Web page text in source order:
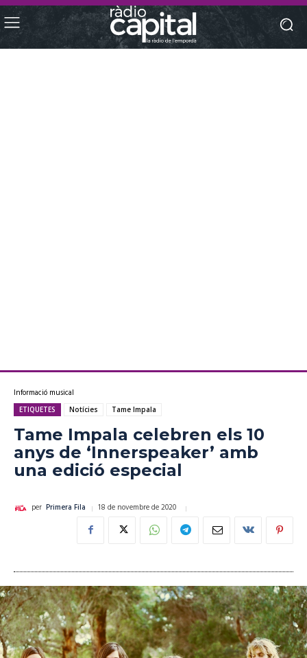
Informació musical
ETIQUETES Notícies Tame Impala
Tame Impala celebren els 10
anys de ‘Innerspeaker’ amb
una edició especial
per Primera Fila 18 de novembre de 2020